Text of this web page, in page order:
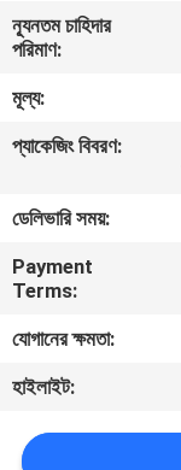
ভিআর
আমাদের
সম্পর্কে
কারখানা
গুণমান
নিয়ন্ত্রণ
ন্যূনতম চাহিদার
পরিমাণ:
মূল্য:
প্যাকেজিং বিবরণ:
ডেলিভারি সময়:
Payment
Terms:
যোগানের ক্ষমতা:
হাইলাইট: